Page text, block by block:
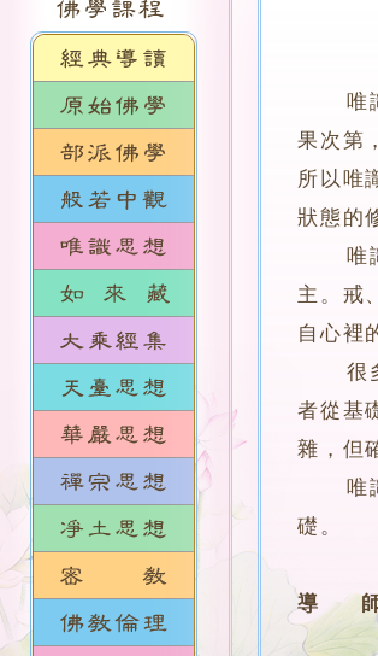
唯
果次第
所以唯
狀態的
唯識
主。戒
自心裡
很多
者從基
雜，但
唯識
礎。
導